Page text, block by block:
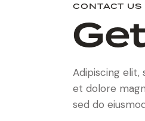
CONTACT US
Adipiscing
et dolore
sed do